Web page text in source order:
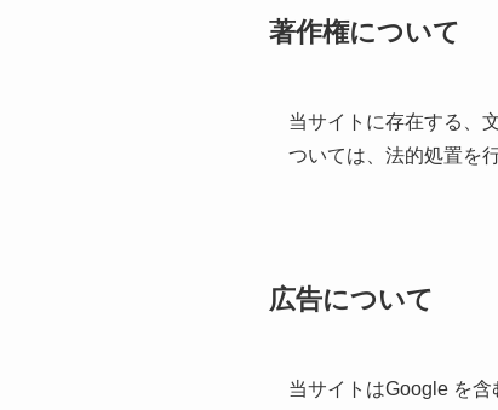
著作権について
当サイトに存在する、
ついては、法的処置を
広告について
当サイトはGoogle を